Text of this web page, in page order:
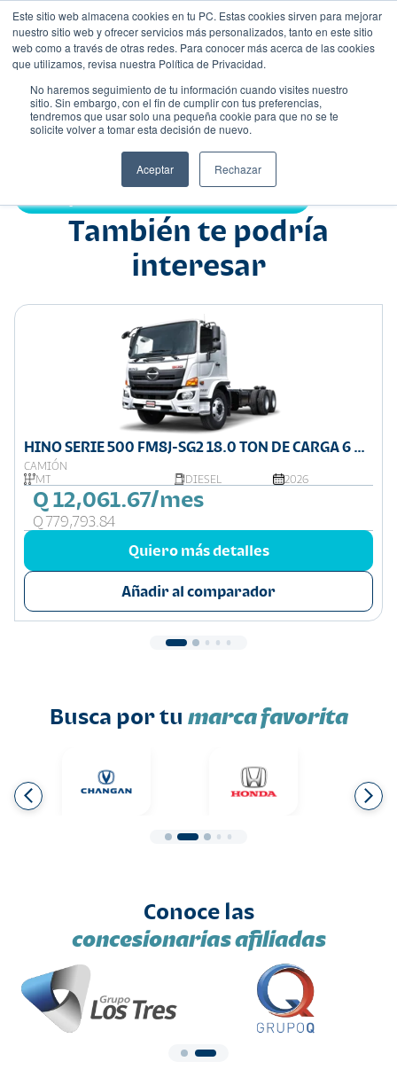
Este sitio web almacena cookies en tu PC. Estas cookies sirven para mejorar
nuestro sitio web y ofrecer servicios más personalizados, tanto en este sitio
web como a través de otras redes. Para conocer más acerca de las cookies
que utilizamos, revisa nuestra Política de Privacidad.
No haremos seguimiento de tu información cuando visites nuestro
sitio. Sin embargo, con el fin de cumplir con tus preferencias,
tendremos que usar solo una pequeña cookie para que no se te
solicite volver a tomar esta decisión de nuevo.
Aceptar Rechazar
Nombre
También te podría
interesar
HINO SERIE 500 FM8J-SG2 18.0 TON DE CARGA 6 X
4
CAMIÓN
MT
DIESEL 2026
Q 12,061.67/mes
Q 779,793.84
Quiero más detalles
Añadir al comparador
Busca por tu marca favorita
Conoce las
concesionarias afiliadas